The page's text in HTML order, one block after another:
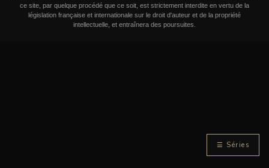
☰ Séries
ce site, par quelque procédé que ce soit, est strictement interdite en vertu de la
législation française et internationale sur le droit d'auteur et de la propriété
intellectuelle, et entraînera des poursuites.